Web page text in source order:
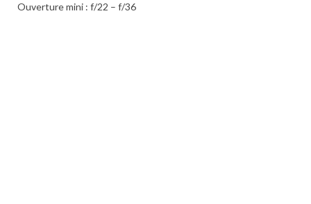
Ouverture mini : f/22 – f/36